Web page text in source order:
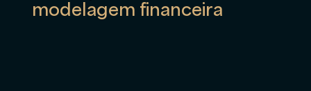
modelagem financeira